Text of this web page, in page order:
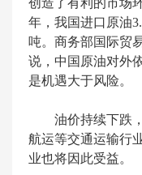
创造了有利的市场
年，我国进口原油
吨。商务部国际贸
说，中国原油对外
是机遇大于风险。
油价持续下跌
航运等交通运输行
业也将因此受益。